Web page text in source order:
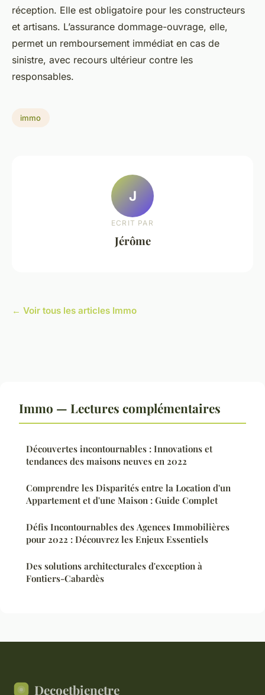
réception. Elle est obligatoire pour les constructeurs
et artisans. L’assurance dommage-ouvrage, elle,
permet un remboursement immédiat en cas de
sinistre, avec recours ultérieur contre les
responsables.
immo
J
ECRIT PAR
Jérôme
← Voir tous les articles Immo
Immo — Lectures complémentaires
Découvertes incontournables : Innovations et
tendances des maisons neuves en 2022
Comprendre les Disparités entre la Location d'un
Appartement et d'une Maison : Guide Complet
Défis Incontournables des Agences Immobilières
pour 2022 : Découvrez les Enjeux Essentiels
Des solutions architecturales d'exception à
Fontiers-Cabardès
Decoetbienetre